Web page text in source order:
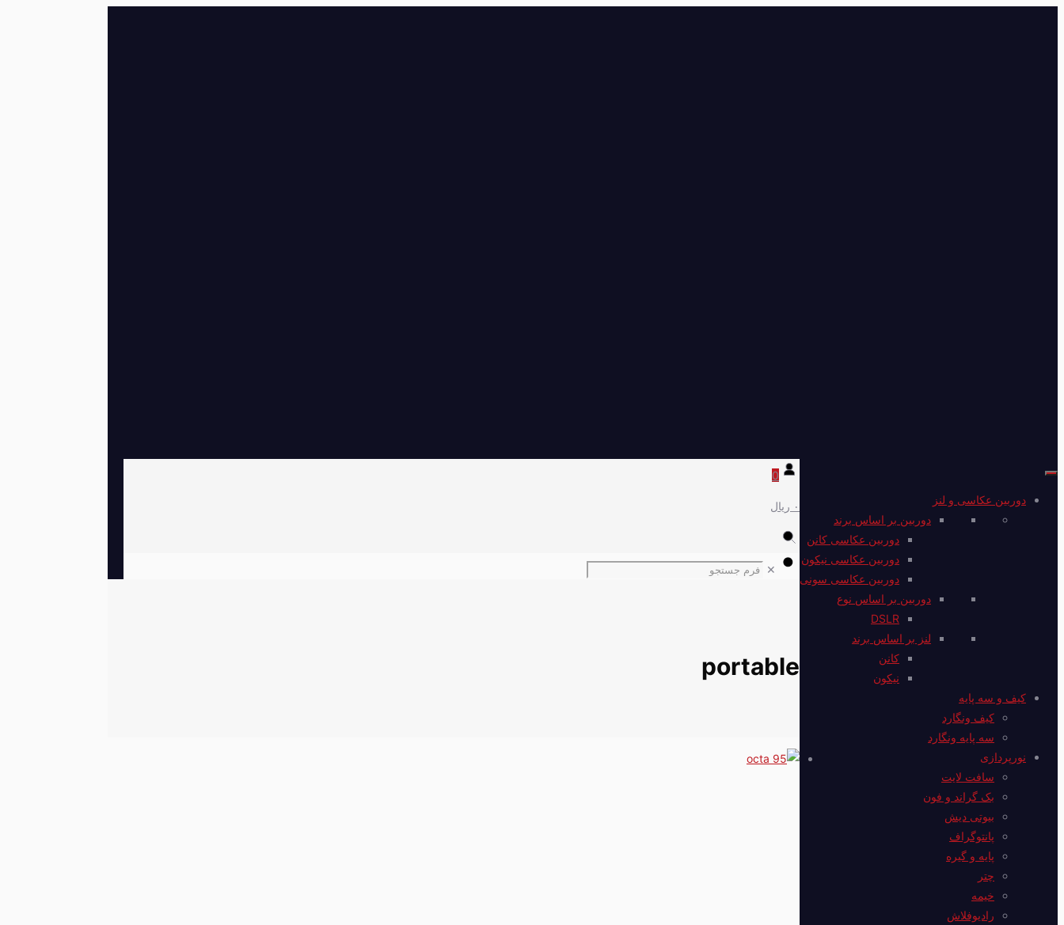
دوربین عکاسی و لنز
دوربین بر اساس برند
دوربین عکاسی کانن
دوربین عکاسی نیکون
دوربین عکاسی سونی
دوربین بر اساس نوع
DSLR
لنز بر اساس برند
کانن
نیکون
کیف و سه پایه
کیف ونگارد
سه پایه ونگارد
نورپردازی
سافت لایت
بک گراند و فون
بیوتی دیش
پانتوگراف
پایه و گیره
چتر
خیمه
رادیوفلاش
0
۰ ریال
✕
portable